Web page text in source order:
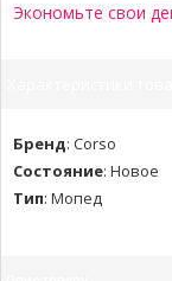
Экономьте свои
Бренд: Corso
Состояние: Новое
Тип: Мопед